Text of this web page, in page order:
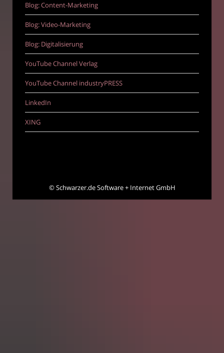
Blog: Content-Marketing
Blog: Video-Marketing
Blog: Digitalisierung
YouTube Channel Verlag
YouTube Channel industryPRESS
LinkedIn
XING
©Schwarzer.de Software + Internet GmbH